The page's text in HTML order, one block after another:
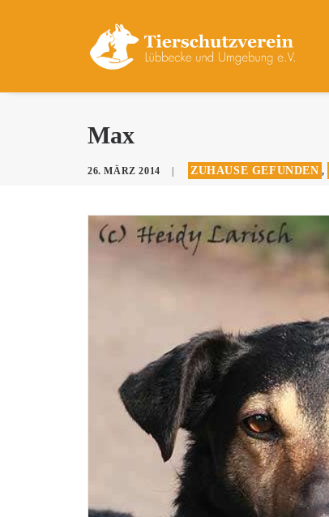
Max
26. MÄRZ 2014 ZUHAUSE GEFUNDEN ,